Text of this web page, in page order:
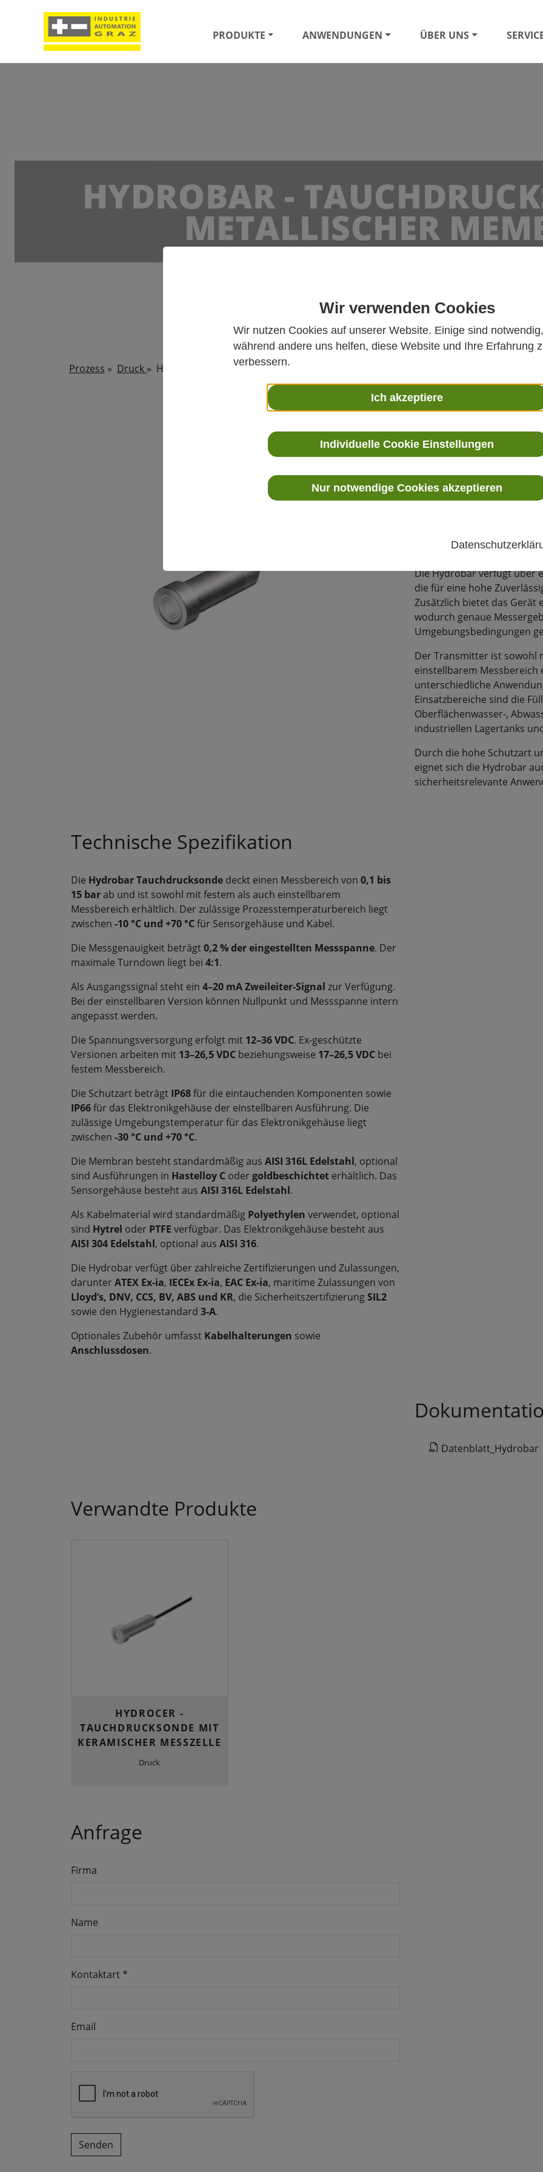
Wir verwenden Cookies
Wir nutzen Cookies auf unserer Website. Einige sind notwendig,
während andere uns helfen, diese Website und Ihre Erfahrung
verbessern.
Ich akzeptiere
Individuelle Cookie Einstellungen
Nur notwendige Cookies akzeptieren
PRODUKTE ANWENDUNGEN ÜBER UNS
HYDROBAR -
METALLISCHER
Prozess » Druck » Hydrobar - Tauchdrucksonde mit metallischer Membran
DieHydrobar
mit Kabel- oder
Umgebungen.
Die Hydrobar verfügt über
die für eine hohe
Zusätzlich bietet das Gerät
wodurch genaue
Umgebungsbedingungen
Der Transmitter ist sowohl
einstellbarem
unterschiedliche
Einsatzbereiche sind die
Oberflächenwasser-,
industriellen Lagertanks
Durch die hohe Schutzart
eignet sich die Hydrobar
sicherheitsrelevante
Technische Spezifikation
Die Hydrobar Tauchdrucksonde deckt einen Messbereich von 0,1 bis
15 barab und ist sowohl mit festem als auch einstellbarem
Messbereich erhältlich. Der zulässige Prozesstemperaturbereich liegt
zwischen -10 °C und +70 °Cfür Sensorgehäuse und Kabel.
Die Messgenauigkeit beträgt0,2 % der eingestellten Messspanne. Der
maximale Turndown liegt bei 4:1.
Als Ausgangssignal steht ein 4–20 mA Zweileiter-Signal zur Verfügung.
Bei der einstellbaren Version können Nullpunkt und Messspanne intern
angepasst werden.
Die Spannungsversorgung erfolgt mit 12–36 VDC. Ex-geschützte
Versionen arbeiten mit 13–26,5 VDC beziehungsweise 17–26,5 VDC bei
festem Messbereich.
Die Schutzart beträgt IP68für die eintauchenden Komponenten sowie
IP66für das Elektronikgehäuse der einstellbaren Ausführung. Die
zulässige Umgebungstemperatur für das Elektronikgehäuse liegt
zwischen -30 °C und +70 °C.
Die Membran besteht standardmäßig aus AISI 316L Edelstahl, optional
sind Ausführungen in Hastelloy C odergoldbeschichtet erhältlich. Das
Sensorgehäuse besteht aus AISI 316L Edelstahl.
Als Kabelmaterial wird standardmäßig Polyethylen verwendet, optional
sind Hytrel oder PTFE verfügbar. Das Elektronikgehäuse besteht aus
AISI 304 Edelstahl, optional aus AISI 316.
Die Hydrobar verfügt über zahlreiche Zertifizierungen und Zulassungen,
darunterATEX Ex-ia, IECEx Ex-ia, EAC Ex-ia, maritime Zulassungen von
Lloyd’s, DNV, CCS, BV, ABS und KR, die SicherheitszertifizierungSIL2
sowie den Hygienestandard 3-A.
Optionales Zubehör umfasst Kabelhalterungen sowie
Anschlussdosen.
Datenblatt_Hydrobar
Verwandte Produkte
HYDROCER -
TAUCHDRUCKSONDE MIT
KERAMISCHER MESSZELLE
Druck
Anfrage
Firma
Name
Kontaktart *
Email